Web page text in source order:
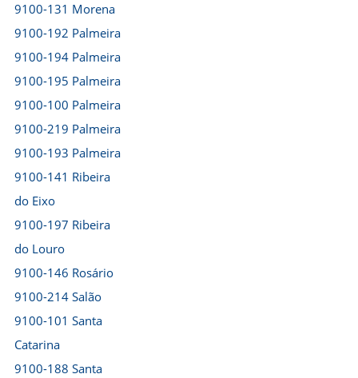
9100-131 Morena
9100-192 Palmeira
9100-194 Palmeira
9100-195 Palmeira
9100-100 Palmeira
9100-219 Palmeira
9100-193 Palmeira
9100-141 Ribeira
do Eixo
9100-197 Ribeira
do Louro
9100-146 Rosário
9100-214 Salão
9100-101 Santa
Catarina
9100-188 Santa